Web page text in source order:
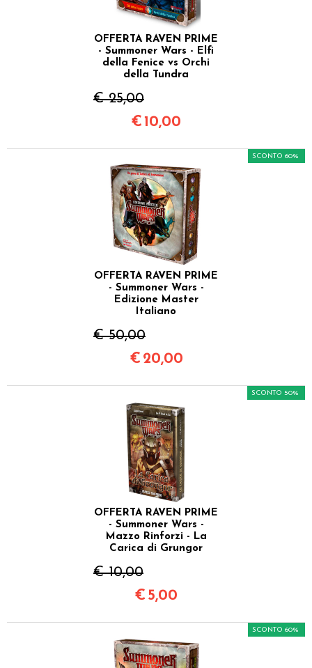
OFFERTA RAVEN PRIME
- Summoner Wars - Elfi
della Fenice vs Orchi
della Tundra
€ 25,00
€ 10,00
OFFERTA RAVEN PRIME
- Summoner Wars -
Edizione Master
Italiano
€ 50,00
SCONTO 60%
€ 20,00
OFFERTA RAVEN PRIME
- Summoner Wars -
Mazzo Rinforzi - La
Carica di Grungor
€ 10,00
SCONTO 50%
€ 5,00
SCONTO 60%